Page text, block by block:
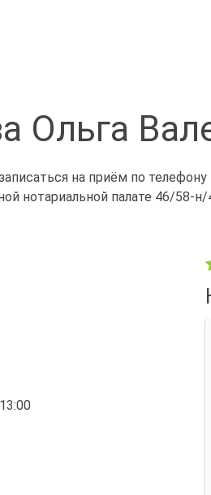
Ольга
на приём по
нотариальной палате 46/58-н/